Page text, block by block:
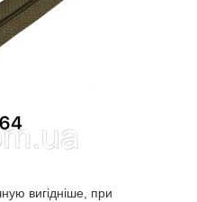
вигідніше, при